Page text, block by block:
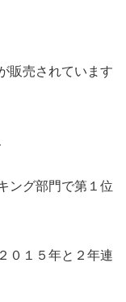
販売されています
ング部門で第１位
０１５年と２年連